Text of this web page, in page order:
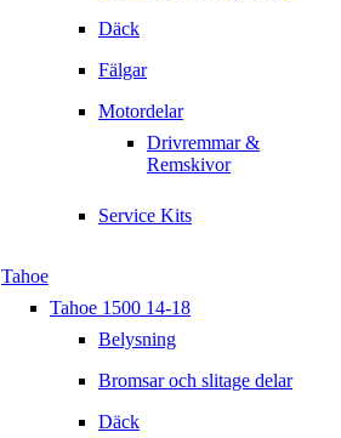
Däck
Fälgar
Motordelar
Drivremmar &
Remskivor
Service Kits
Tahoe
Tahoe 1500 14-18
Belysning
Bromsar och slitage delar
Däck